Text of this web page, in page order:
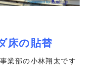
床の貼替
業部の小林翔太です